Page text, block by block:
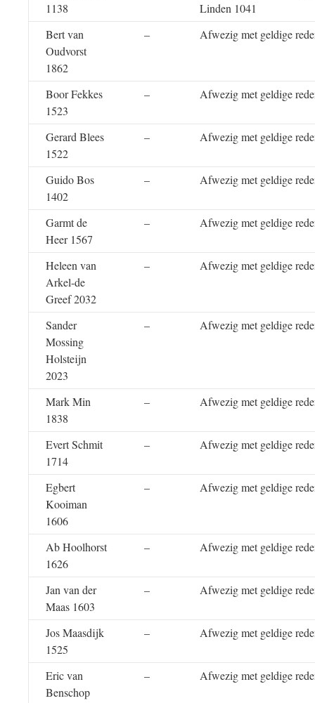
1138
Linden 1041
Bert van
Oudvorst
1862
– Afwezig met geldige
Boor Fekkes
1523
– Afwezig met geldige
Gerard Blees
1522
– Afwezig met geldige
Guido Bos
1402
– Afwezig met geldige
Garmt de
Heer 1567
– Afwezig met geldige
Heleen van
Arkel-de
Greef 2032
– Afwezig met geldige
Sander
Mossing
Holsteijn
2023
– Afwezig met geldige
Mark Min
1838
– Afwezig met geldige
Evert Schmit
1714
– Afwezig met geldige
Egbert
Kooiman
1606
– Afwezig met geldige
Ab Hoolhorst
1626
– Afwezig met geldige
Jan van der
Maas 1603
– Afwezig met geldige
Jos Maasdijk
1525
– Afwezig met geldige
Eric van
Benschop
– Afwezig met geldige